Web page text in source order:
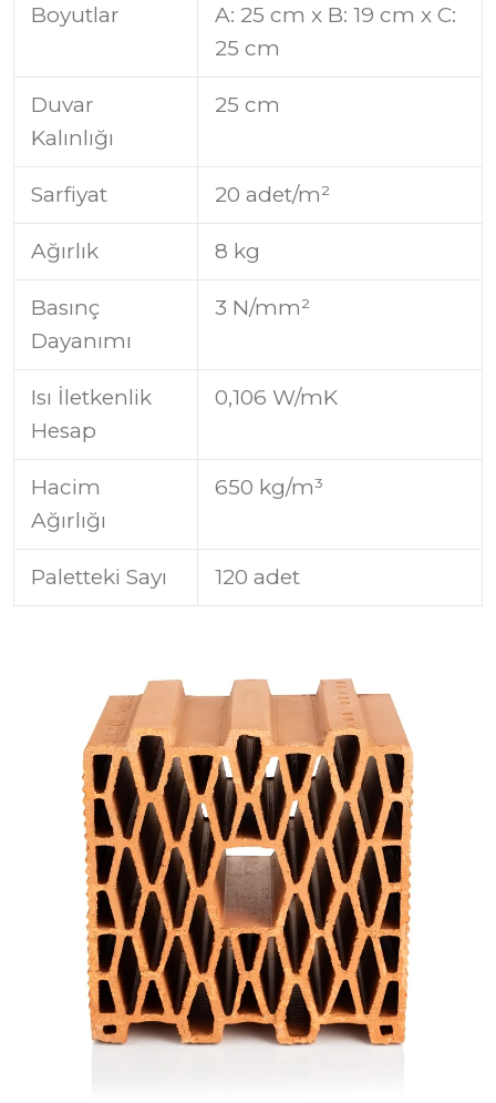
Boyutlar
A: 25 cm x B: 19 cm x C:
25 cm
Duvar
Kalınlığı
25 cm
Sarfiyat 20 adet/m²
Ağırlık 8 kg
Basınç
Dayanımı
3 N/mm²
Isı İletkenlik
Hesap
0,106 W/mK
Hacim
Ağırlığı
650 kg/m³
Paletteki Sayı 120 adet